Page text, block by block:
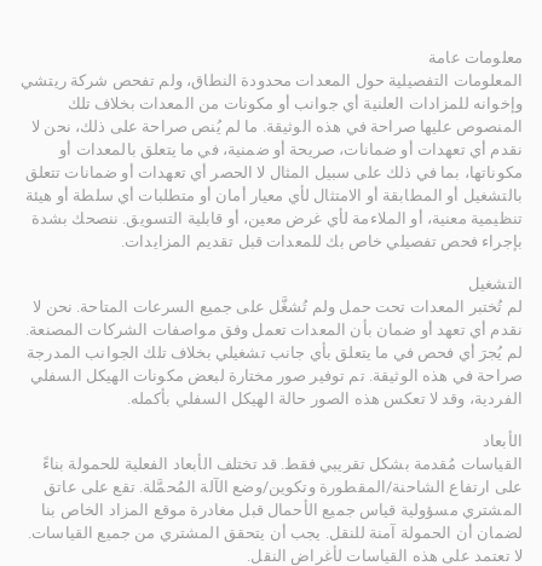
معلومات عامة
المعلومات التفصيلية حول المعدات محدودة النطاق، ولم تفحص شركة ريتشي
وإخوانه للمزادات العلنية أي جوانب أو مكونات من المعدات بخلاف تلك
المنصوص عليها صراحة في هذه الوثيقة. ما لم يُنص صراحة على ذلك، نحن لا
نقدم أي تعهدات أو ضمانات، صريحة أو ضمنية، في ما يتعلق بالمعدات أو
مكوناتها، بما في ذلك على سبيل المثال لا الحصر أي تعهدات أو ضمانات تتعلق
بالتشغيل أو المطابقة أو الامتثال لأي معيار أمان أو متطلبات أي سلطة أو هيئة
تنظيمية معنية، أو الملاءمة لأي غرض معين، أو قابلية التسويق. ننصحك بشدة
بإجراء فحص تفصيلي خاص بك للمعدات قبل تقديم المزايدات.
التشغيل
لم تُختبر المعدات تحت حمل ولم تُشغَّل على جميع السرعات المتاحة. نحن لا
نقدم أي تعهد أو ضمان بأن المعدات تعمل وفق مواصفات الشركات المصنعة.
لم يُجرَ أي فحص في ما يتعلق بأي جانب تشغيلي بخلاف تلك الجوانب المدرجة
صراحة في هذه الوثيقة. تم توفير صور مختارة لبعض مكونات الهيكل السفلي
الفردية، وقد لا تعكس هذه الصور حالة الهيكل السفلي بأكمله.
الأبعاد
القياسات مُقدمة بشكل تقريبي فقط. قد تختلف الأبعاد الفعلية للحمولة بناءً
على ارتفاع الشاحنة/المقطورة وتكوين/وضع الآلة المُحمَّلة. تقع على عاتق
المشتري مسؤولية قياس جميع الأحمال قبل مغادرة موقع المزاد الخاص بنا
لضمان أن الحمولة آمنة للنقل. يجب أن يتحقق المشتري من جميع القياسات.
لا تعتمد على هذه القياسات لأغراض النقل.